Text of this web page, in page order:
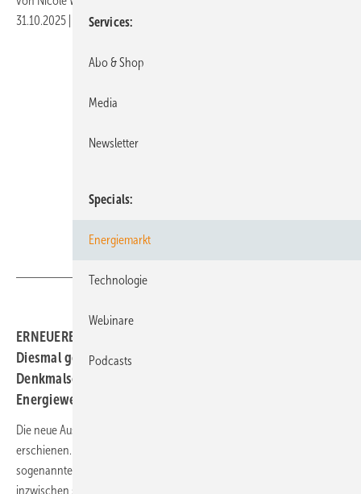
31.10.2025
Druckvorschau
ERNEUERBARE ENERGIEN 9/2025 ist jetzt erschienen.
Diesmal geht es um neue Turbinen, Großwärmepumpen,
Denkmalschutz für Bestandsanlagen und die kommunale
Energiewende.
Die neue Ausgabe von ERNEUERBARE ENERGIEN ist gerade
erschienen. Die Bashing-Kampagne gegen die Wärmepumpe und den
sogenannten Heizhammer hat zu Ampelzeiten Wirkung erzielt. Doch
inzwischen sind 54 Prozent der Befragten für eine staatliche
Services
Abo & Shop
Media
Newsletter
Specials
Energiemarkt
Technologie
Webinare
Podcasts